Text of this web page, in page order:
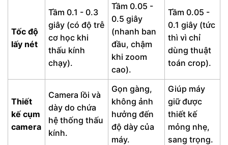
Tốc độ
lấy nét
Tầm 0.1 - 0.3
giây (có độ trễ
cơ học khi
thấu kính
chạy).
Tầm 0.05 -
0.5 giây
(nhanh ban
đầu, chậm
khi zoom
cao).
Tầm 0.05 -
0.1 giây (tức
thì vì chỉ
dùng thuật
toán crop).
Thiết
kế cụm
camera
Camera lồi và
dày do chứa
hệ thống thấu
kính.
Gọn gàng,
không ảnh
hưởng đến
độ dày của
máy.
Giúp máy
giữ được
thiết kế
mỏng nhẹ,
sang trọng.